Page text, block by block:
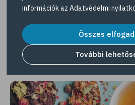
Megosztás
Érdekes lehet még
információk az Adatvédelmi
Összes
További